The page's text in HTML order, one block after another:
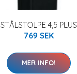
STÅLSTOLPE 4,5 PLUS
769 SEK
MER INFO!